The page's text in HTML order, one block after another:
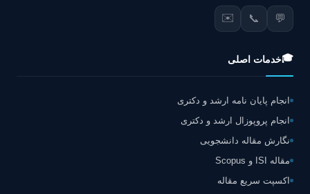
💬
📞
✉️
🎓خدمات اصلی
انجام پایان نامه ارشد و دکتری
انجام پروپوزال ارشد و دکتری
نگارش مقاله دانشجویی
مقاله ISI و Scopus
اکسپت سریع مقاله